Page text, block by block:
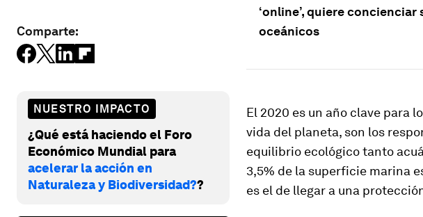
Comparte:
NUESTRO IMPACTO
¿Qué está haciendo el Foro
Económico Mundial para
acelerar la acción en
Naturaleza y Biodiversidad??
‘online’, quiere
oceánicos
El 2020 es un año clave para
vida del planeta, son los
equilibrio ecológico tanto
3,5% de la superficie marina
es el de llegar a una